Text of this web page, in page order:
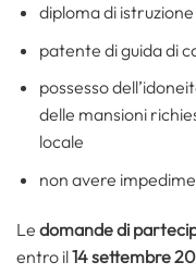
diploma di
patente di guida di
possesso
delle mansioni
locale
non avere
Le domande di
entro il14 settembre